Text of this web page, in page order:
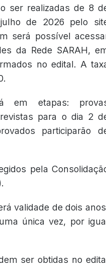
ser realizadas de 8
de 2026 pelo
será possível
da Rede SARAH,
no edital. A
em etapas:
para o dia 2
participarão
pela
validade de dois
única vez, por
ser obtidas no